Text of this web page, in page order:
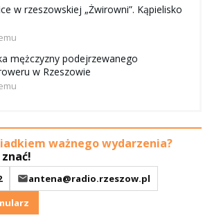
w rzeszowskiej „Żwirowni”. Kąpielisko
mężczyzny podejrzewanego
w Rzeszowie
ważnego wydarzenia?
antena@radio.rzeszow.pl